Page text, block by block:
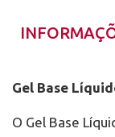
Gel Base
O Gel Base